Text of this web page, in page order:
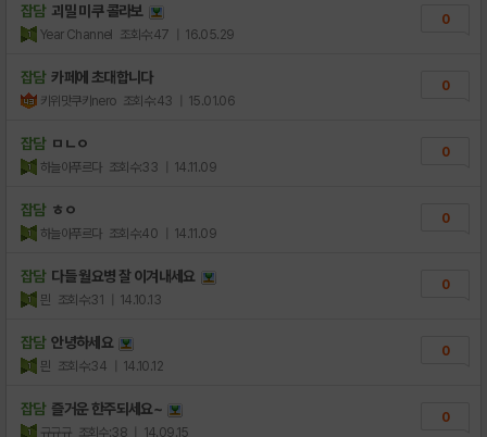
잡담 괴밀 미쿠 콜라보
Year Channel 조회수:47 | 16.05.29
0
잡담 카페에 초대합니다
키위맛쿠키nero 조회수:43 | 15.01.06
0
잡담 ㅁㄴㅇ
하늘아푸르다 조회수:33 | 14.11.09
0
잡담 ㅎㅇ
하늘아푸르다 조회수:40 | 14.11.09
0
잡담 다들 월요병 잘 이겨내세요
믠 조회수:31 | 14.10.13
0
잡담 안녕하세요
믠 조회수:34 | 14.10.12
0
잡담 즐거운 한주되세요~
규규규 조회수:38 | 14.09.15
0